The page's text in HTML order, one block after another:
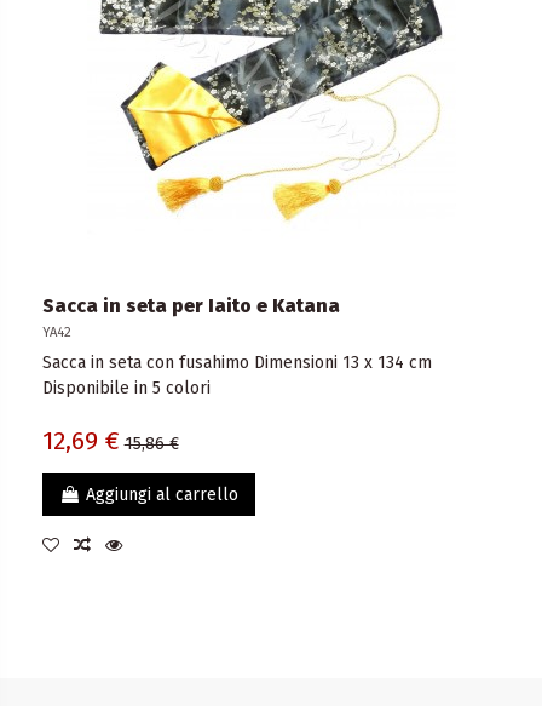
Sacca in seta per Iaito e Katana
YA42
Sacca in seta con fusahimo Dimensioni 13 x 134 cm
Disponibile in 5 colori
12,69 € 15,86 €
Aggiungi al carrello